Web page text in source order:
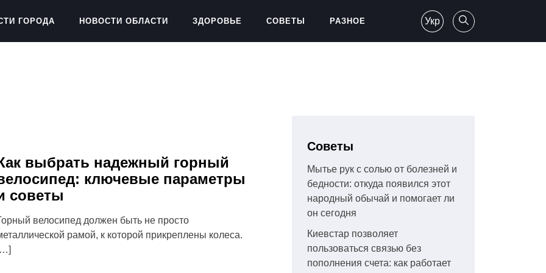
ГОРОДА НОВОСТИ ОБЛАСТИ ЗДОРОВЬЕ СОВЕТЫ РАЗНОЕ Укр
выбрать надежный горный
ключевые параметры
советы
велосипед должен быть не просто
рамой, к которой прикреплены колеса.
Советы
Мытье рук с солью от болезней и
бедности: откуда появился этот
народный обычай и помогает ли
он сегодня
Киевстар позволяет
пользоваться связью без
пополнения счета: как работает